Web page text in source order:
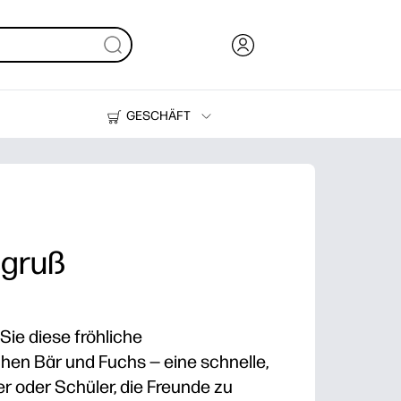
GESCHÄFT
Drucker
diese fröhliche
Bär und Fuchs — eine schnelle,
oder Schüler, die Freunde zu